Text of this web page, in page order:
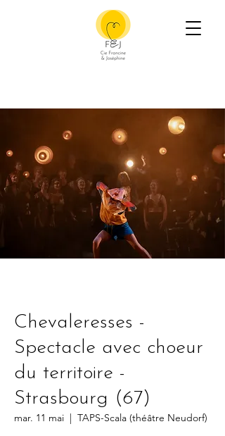
Chevaleresses -
Spectacle avec choeur
du territoire -
Strasbourg (67)
mar. 11 mai
  |
TAPS-Scala (théâtre Neudorf)